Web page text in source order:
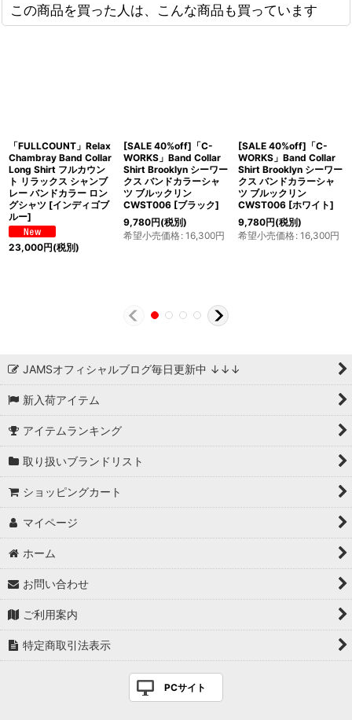
この商品を買った人は、こんな商品も買っています
「FULLCOUNT」Relax
Chambray Band Collar
Long Shirt フルカウン
ト リラックス シャンブ
レー バンドカラー ロン
グシャツ [インディゴブ
ルー]
23,000円(税別)
[SALE 40%off]「C-
WORKS」Band Collar
Shirt Brooklyn シーワー
クス バンドカラーシャ
ツ ブルックリン
CWST006 [ブラック]
9,780円(税別)
希望小売価格: 16,300円
[SALE 40%off]「C-
WORKS」Band Collar
Shirt Brooklyn シーワー
クス バンドカラーシャ
ツ ブルックリン
CWST006 [ホワイト]
9,780円(税別)
希望小売価格: 16,300円
JAMSオフィシャルブログ毎日更新中 ↓↓↓
新入荷アイテム
アイテムランキング
取り扱いブランドリスト
ショッピングカート
マイページ
ホーム
お問い合わせ
ご利用案内
特定商取引法表示
PCサイト